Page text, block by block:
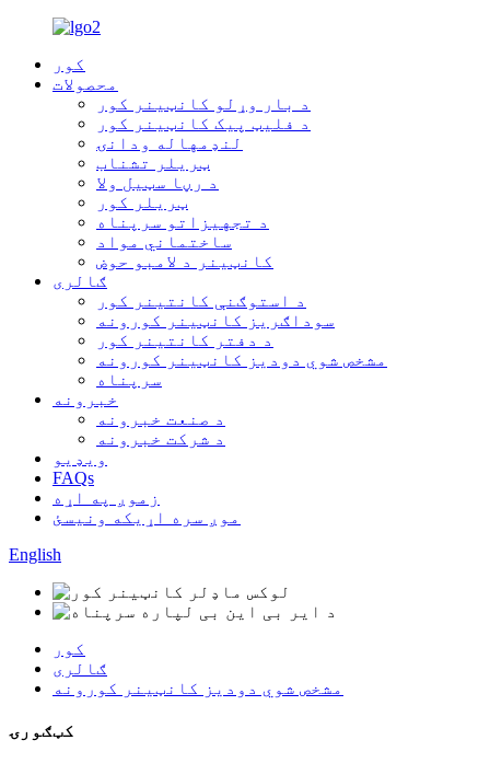
کور
محصولات
د بار وړلو کانټینر کور
د فلیټ پیک کانټینر کور
لنډمهاله ودانۍ
ټریلر تشناب
د رڼا سټیل ولا
ټریلر کور
د تجهیزاتو سرپناه
ساختماني مواد
کانټینر د لامبو حوض
ګالری
د استوګنې کانتینر کور
سوداګریز کانټینر کورونه
د دفتر کانتینر کور
مشخص شوي دودیز کانټینر کورونه
سرپناه
خبرونه
د صنعت خبرونه
د شرکت خبرونه
ویډیو
FAQs
زموږ په اړه
موږ سره اړیکه ونیسئ
English
کور
ګالری
مشخص شوي دودیز کانټینر کورونه
کټګورۍ